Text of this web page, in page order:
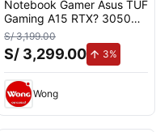
Notebook Gamer Asus TUF
Gaming A15 RTX? 3050
FA506NCG-HN187W
15.6"" FHD AMD Ryzen 7-
7445HS 512GB SSD 8GB
S/ 3,199.00
S/ 3,299.00 3%
Wong